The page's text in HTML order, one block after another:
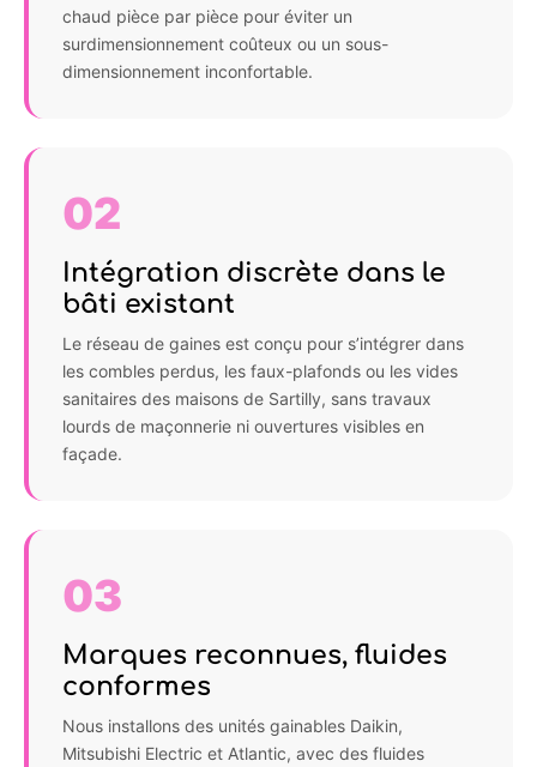
chaud pièce par pièce pour éviter un
surdimensionnement coûteux ou un sous-
dimensionnement inconfortable.
02
Intégration discrète dans le
bâti existant
Le réseau de gaines est conçu pour s’intégrer dans
les combles perdus, les faux-plafonds ou les vides
sanitaires des maisons de Sartilly, sans travaux
lourds de maçonnerie ni ouvertures visibles en
façade.
03
Marques reconnues, fluides
conformes
Nous installons des unités gainables Daikin,
Mitsubishi Electric et Atlantic, avec des fluides